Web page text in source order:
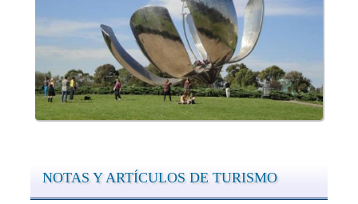
NOTAS Y ARTÍCULOS DE TURISMO